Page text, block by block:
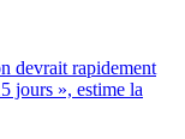
devrait rapidement
jours », estime la